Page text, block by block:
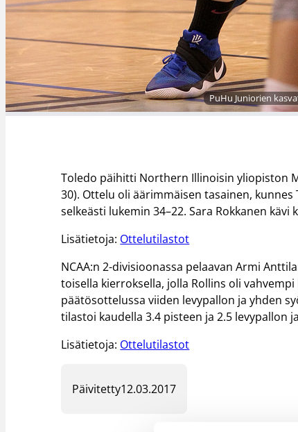
PuHu Juniorien
Toledo päihitti Northern Illinoisin yliopiston
30). Ottelu oli äärimmäisen tasainen,
selkeästi lukemin 34–22. Sara Rokkanen
Lisätietoja: Ottelutilastot
NCAA:n 2-divisioonassa pelaavan Armi
toisella kierroksella, jolla Rollins oli
päätösottelussa viiden levypallon ja yhden
tilastoi kaudella 3.4 pisteen ja 2.5 levypallon
Lisätietoja: Ottelutilastot
Päivitetty12.03.2017